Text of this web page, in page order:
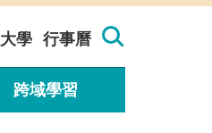
跨域學習
學 行事曆